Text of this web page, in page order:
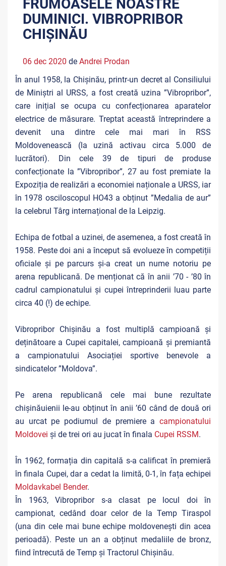
FRUMOASELE NOASTRE
DUMINICI. VIBROPRIBOR
CHIȘINĂU
06 dec 2020 de Andrei Prodan
În anul 1958, la Chișinău, printr-un decret al Consiliului
de Miniștri al URSS, a fost creată uzina ”Vibropribor”,
care inițial se ocupa cu confecționarea aparatelor
electrice de măsurare. Treptat această întreprindere a
devenit una dintre cele mai mari în RSS
Moldovenească (la uzină activau circa 5.000 de
lucrători). Din cele 39 de tipuri de produse
confecționate la ”Vibropribor”, 27 au fost premiate la
Expoziția de realizări a economiei naționale a URSS, iar
în 1978 osciloscopul HO43 a obținut ”Medalia de aur”
la celebrul Târg internațional de la Leipzig.
Echipa de fotbal a uzinei, de asemenea, a fost creată în
1958. Peste doi ani a început să evolueze în competiții
oficiale și pe parcurs și-a creat un nume notoriu pe
arena republicană. De menționat că în anii ’70 - ’80 în
cadrul campionatului și cupei întreprinderii luau parte
circa 40 (!) de echipe.
Vibropribor Chișinău a fost multiplă campioană și
deținătoare a Cupei capitalei, campioană și premiantă
a campionatului Asociației sportive benevole a
sindicatelor ”Moldova”.
Pe arena republicană cele mai bune rezultate
chișinăuienii le-au obținut în anii ’60 când de două ori
au urcat pe podiumul de premiere a campionatului
Moldovei și de trei ori au jucat în finala Cupei RSSM.
În 1962, formația din capitală s-a calificat în premieră
în finala Cupei, dar a cedat la limită, 0-1, în fața echipei
Moldavkabel Bender.
În 1963, Vibropribor s-a clasat pe locul doi în
campionat, cedând doar celor de la Temp Tiraspol
(una din cele mai bune echipe moldovenești din acea
perioadă). Peste un an a obținut medaliile de bronz,
fiind întrecută de Temp și Tractorul Chișinău.